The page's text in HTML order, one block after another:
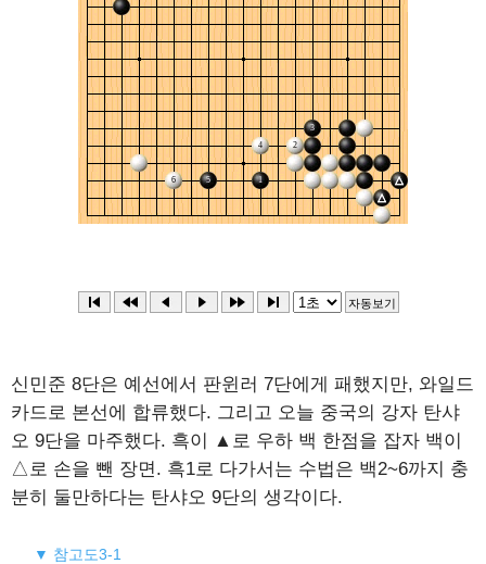
신민준 8단은 예선에서 판윈러 7단에게 패했지만, 와일드
카드로 본선에 합류했다. 그리고 오늘 중국의 강자 탄샤
오 9단을 마주했다. 흑이 ▲로 우하 백 한점을 잡자 백이
△로 손을 뺀 장면. 흑1로 다가서는 수법은 백2~6까지 충
분히 둘만하다는 탄샤오 9단의 생각이다.
▼ 참고도3-1